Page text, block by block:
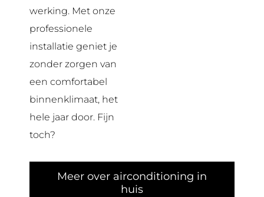
werking. Met onze
professionele
installatie geniet je
zonder zorgen van
een comfortabel
binnenklimaat, het
hele jaar door. Fijn
toch?
Meer over airconditioning in
huis